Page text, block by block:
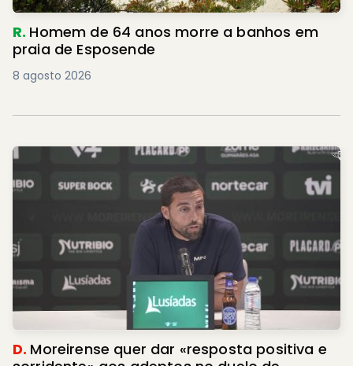
R. Homem de 64 anos morre a banhos em
praia de Esposende
8 agosto 2026
D. Moreirense quer dar «resposta positiva e